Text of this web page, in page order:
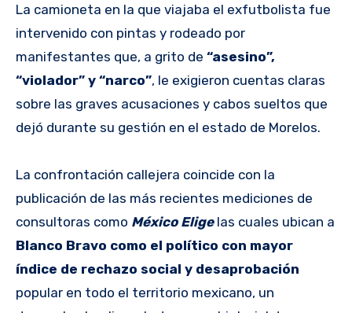
La camioneta en la que viajaba el exfutbolista fue
intervenido con pintas y rodeado por
manifestantes que, a grito de “asesino”,
“violador” y “narco”, le exigieron cuentas claras
sobre las graves acusaciones y cabos sueltos que
dejó durante su gestión en el estado de Morelos.
La confrontación callejera coincide con la
publicación de las más recientes mediciones de
consultoras como México Eligelas cuales ubican a
Blanco Bravo como el político con mayor
índice de rechazo social y desaprobación
popular en todo el territorio mexicano, un